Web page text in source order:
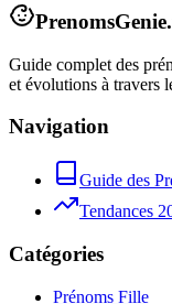
Guide complet des
et évolutions à travers
Navigation
Guide des
Tendances
Catégories
Prénoms Fille